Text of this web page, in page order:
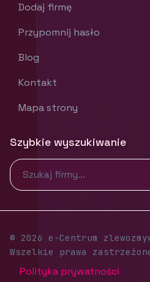
Dodaj firmę
Przypomnij hasło
Blog
Kontakt
Mapa strony
Szybkie wyszukiwanie
© 2026 e-Centrum
Wszelkie prawa
Polityka prywatności